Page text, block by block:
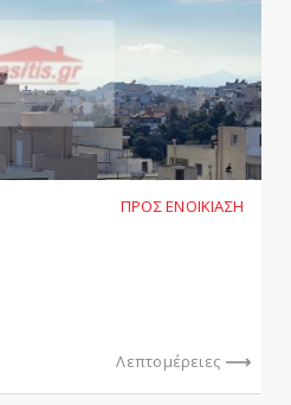
ΠΡΟΣ ΕΝΟΙΚΊΑΣΗ
Λεπτομέρειες